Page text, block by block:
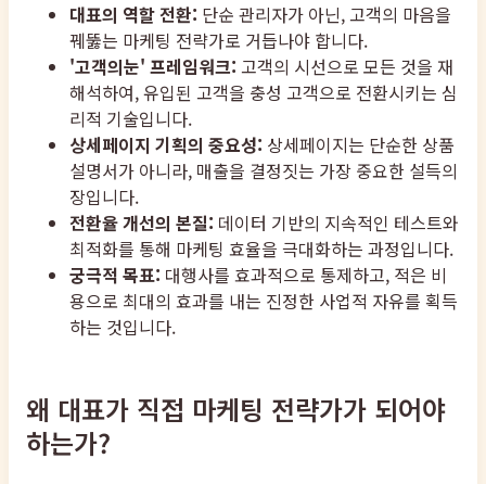
대표의 역할 전환: 단순 관리자가 아닌, 고객의 마음을
꿰뚫는 마케팅 전략가로 거듭나야 합니다.
'고객의눈' 프레임워크: 고객의 시선으로 모든 것을 재
해석하여, 유입된 고객을 충성 고객으로 전환시키는 심
리적 기술입니다.
상세페이지 기획의 중요성: 상세페이지는 단순한 상품
설명서가 아니라, 매출을 결정짓는 가장 중요한 설득의
장입니다.
전환율 개선의 본질: 데이터 기반의 지속적인 테스트와
최적화를 통해 마케팅 효율을 극대화하는 과정입니다.
궁극적 목표: 대행사를 효과적으로 통제하고, 적은 비
용으로 최대의 효과를 내는 진정한 사업적 자유를 획득
하는 것입니다.
왜 대표가 직접 마케팅 전략가가 되어야
하는가?